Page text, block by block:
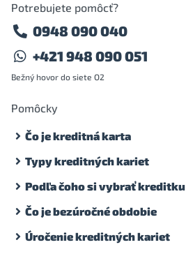
Potrebujete pomôcť?
0948 090 040
+421 948 090 051
Bežný hovor do siete O2
Pomôcky
Čo je kreditná karta
Typy kreditných kariet
Podľa čoho si vybrať kreditku
Čo je bezúročné obdobie
Úročenie kreditných kariet